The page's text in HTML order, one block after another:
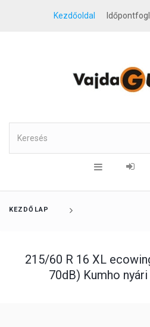
Kezdőoldal
KEZDŐLAP
215/60 R 16 XL
70dB) Kumho